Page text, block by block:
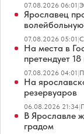
07.08.2026 06:01|
Ярославец
07.08.2026 05:01|
На места в
претендует
07.08.2026 04:01|
На
резервуаров
06.08.2026 21:34|
В Ярославле
градом